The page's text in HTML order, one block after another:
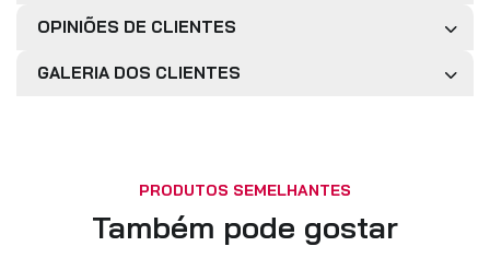
OPINIÕES DE CLIENTES
GALERIA DOS CLIENTES
PRODUTOS SEMELHANTES
Também pode gostar